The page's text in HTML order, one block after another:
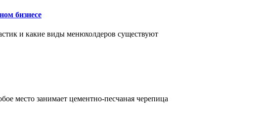
бизнесе
и какие виды менюхолдеров существуют
место занимает цементно-песчаная черепица